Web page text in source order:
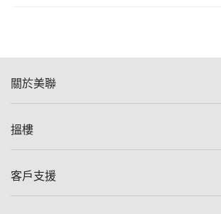
關於美聯
美聯集團
人才招募
搵樓
一手新盤
客戶支援